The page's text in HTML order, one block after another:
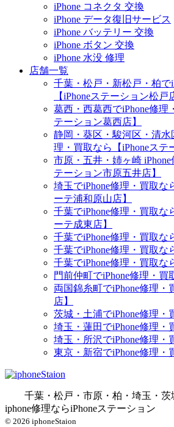
iPhone コネクタ 交換
iPhone データ復旧サービス
iPhone バッテリー 交換
iPhone ボタン 交換
iPhone 水没 修理
店舗一覧
千葉・松戸・新松戸・柏で
【iPhoneステーション松戸
葛西・西葛西でiPhone修理
テーション葛西店】
静岡・葵区・駿河区・清水
理・買取なら【iPhoneステ
市原・五井・姉ヶ崎 iPhone
テーション市原五井店】
埼玉でiPhone修理・買取な
ーテ浦和原山店】
千葉でiPhone修理・買取な
ーテ成東店】
千葉でiPhone修理・買取な
千葉でiPhone修理・買取な
千葉でiPhone修理・買取な
門前仲町でiPhone修理・買
両国錦糸町でiPhone修理
店】
茨城・土浦でiPhone修理・
埼玉・蓮田でiPhone修理・
埼玉・所沢でiPhone修理・
東京・新宿でiPhone修理・
千葉・松戸・市原・柏・埼玉・茨
iphone修理ならiPhoneステーション
© 2026 iphoneStaion